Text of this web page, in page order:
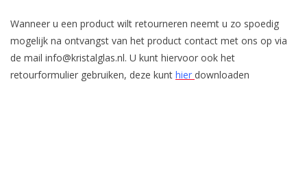
Wanneer u een product wilt retourneren neemt u zo spoedig
mogelijk na ontvangst van het product contact met ons op via
de mail info@kristalglas.nl. U kunt hiervoor ook het
retourformulier gebruiken, deze kunt hier downloaden